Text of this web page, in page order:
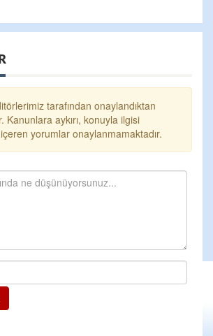
tarafından onaylandıktan
Kanunlara aykırı, konuyla ilgisi
yorumlar onaylanmamaktadır.